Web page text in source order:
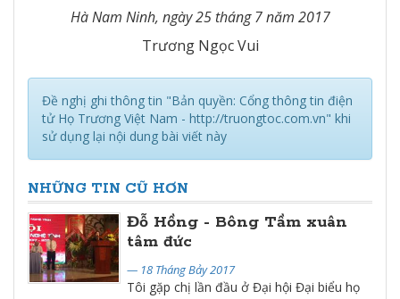
Hà Nam Ninh, ngày 25 tháng 7 năm 2017
Trương Ngọc Vui
Đề nghị ghi thông tin "Bản quyền: Cổng thông tin điện
tử Họ Trương Việt Nam - http://truongtoc.com.vn" khi
sử dụng lại nội dung bài viết này
NHỮNG TIN CŨ HƠN
Đỗ Hồng - Bông Tầm xuân
tâm đức
— 18 Tháng Bảy 2017
Tôi gặp chị lần đầu ở Đại hội Đại biểu họ